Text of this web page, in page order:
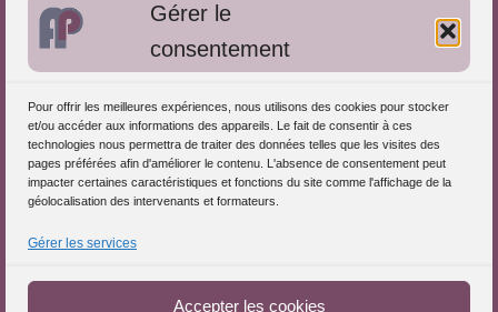
Gérer le
consentement
Pour offrir les meilleures expériences, nous utilisons des cookies pour stocker
et/ou accéder aux informations des appareils. Le fait de consentir à ces
technologies nous permettra de traiter des données telles que les visites des
pages préférées afin d'améliorer le contenu. L'absence de consentement peut
impacter certaines caractéristiques et fonctions du site comme l'affichage de la
géolocalisation des intervenants et formateurs.
Gérer les services
Accepter les cookies
Approches de l'Analyse des pratiques
S'inscrire dans l'Annuaire
Publiez vos formations
Charte déontologique